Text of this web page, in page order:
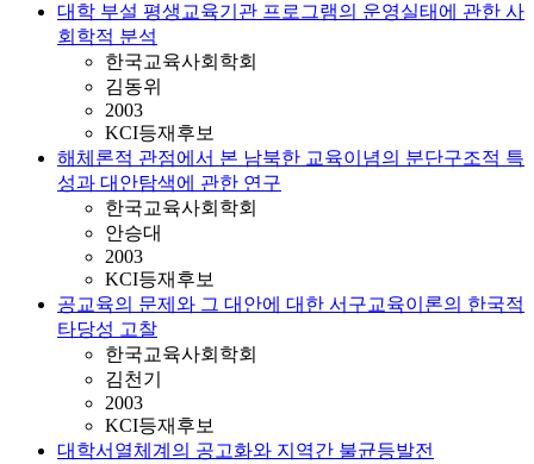
대학 부설 평생교육기관 프로그램의 운영실태에 관한 사
회학적 분석
한국교육사회학회
김동위
2003
KCI등재후보
해체론적 관점에서 본 남북한 교육이념의 분단구조적 특
성과 대안탐색에 관한 연구
한국교육사회학회
안승대
2003
KCI등재후보
공교육의 문제와 그 대안에 대한 서구교육이론의 한국적
타당성 고찰
한국교육사회학회
김천기
2003
KCI등재후보
대학서열체계의 공고화와 지역간 불균등발전